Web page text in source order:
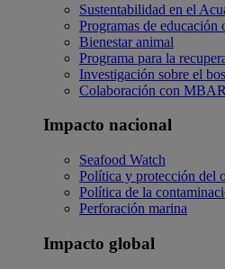
Sustentabilidad en el
Programas de educación
Bienestar animal
Programa para la
Investigación sobre el
Colaboración con
Impacto nacional
Seafood Watch
Política y protección del
Política de la
Perforación marina
Impacto global